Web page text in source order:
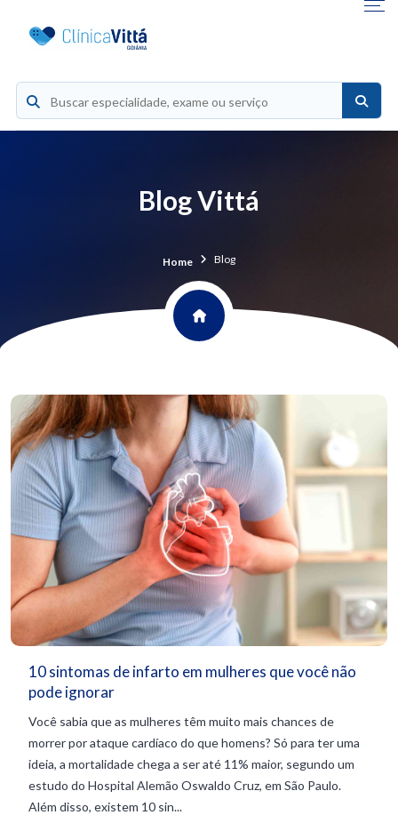
Blog Vittá
Home Blog
10 sintomas de infarto em mulheres que você não
pode ignorar
Você sabia que as mulheres têm muito mais chances de
morrer por ataque cardíaco do que homens? Só para ter uma
ideia, a mortalidade chega a ser até 11% maior, segundo um
estudo do Hospital Alemão Oswaldo Cruz, em São Paulo.
Além disso, existem 10 sin...